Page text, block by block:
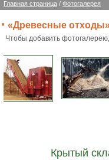
Главная страница / Фотогалерея
«Древесные
Чтобы добавить
Крытый